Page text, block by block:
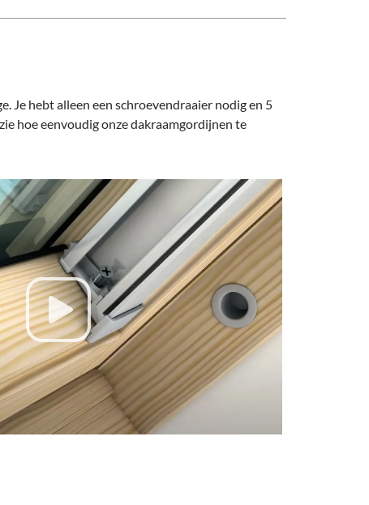
Je hebt alleen een schroevendraaier nodig en 5
hoe eenvoudig onze dakraamgordijnen te